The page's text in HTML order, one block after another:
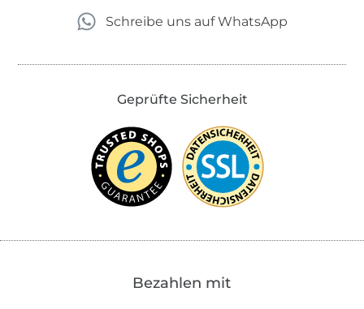
Schreibe uns auf WhatsApp
Geprüfte Sicherheit
Bezahlen mit